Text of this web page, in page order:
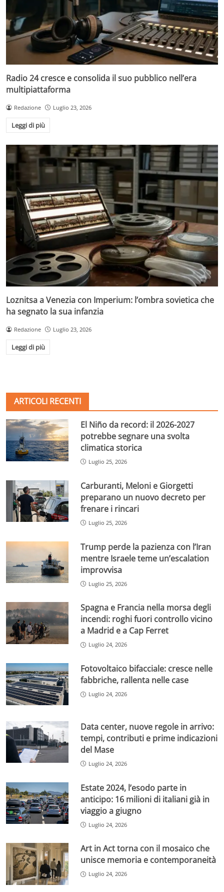
Radio 24 cresce e consolida il suo pubblico nell’era
multipiattaforma
Redazione Luglio 23, 2026
Leggi di più
Loznitsa a Venezia con Imperium: l’ombra sovietica che
ha segnato la sua infanzia
Redazione Luglio 23, 2026
Leggi di più
ARTICOLI RECENTI
El Niño da record: il 2026-2027
potrebbe segnare una svolta
climatica storica
Luglio 25, 2026
Carburanti, Meloni e Giorgetti
preparano un nuovo decreto per
frenare i rincari
Luglio 25, 2026
Trump perde la pazienza con l’Iran
mentre Israele teme un’escalation
improvvisa
Luglio 25, 2026
Spagna e Francia nella morsa degli
incendi: roghi fuori controllo vicino
a Madrid e a Cap Ferret
Luglio 24, 2026
Fotovoltaico bifacciale: cresce nelle
fabbriche, rallenta nelle case
Luglio 24, 2026
Data center, nuove regole in arrivo:
tempi, contributi e prime indicazioni
del Mase
Luglio 24, 2026
Estate 2024, l’esodo parte in
anticipo: 16 milioni di italiani già in
viaggio a giugno
Luglio 24, 2026
Art in Act torna con il mosaico che
unisce memoria e contemporaneità
Luglio 24, 2026